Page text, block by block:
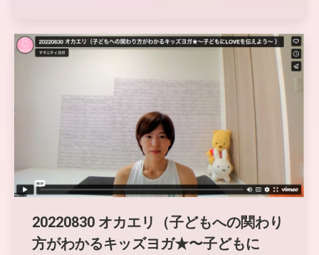
20220830 オカエリ（子どもへの関わり
方がわかるキッズヨガ★〜子どもに